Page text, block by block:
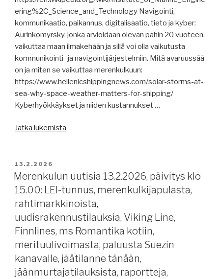
jäätilanne,
Kalmar,
Epstein-
kohu
iski
DP
Worldiin,
Meyer
Turku,
voimaan,
merenkulkijoiden
tuomioista,
painolastivesijärjestelmien
tehotarkastus,
aluspalo
Itämerellä,
Itämeren
infrasta,
ering%2C_Science_and_Technology Navigointi,
kommunikaatio, paikannus, digitalisaatio, tieto ja kyber:
Aurinkomyrsky, jonka arvioidaan olevan pahin 20 vuoteen,
vaikuttaa maan ilmakehään ja sillä voi olla vaikutusta
kommunikointi- ja navigointijärjestelmiin. Mitä avaruussää
on ja miten se vaikuttaa merenkulkuun:
https://www.hellenicshippingnews.com/solar-storms-at-
sea-why-space-weather-matters-for-shipping/
Kyberhyökkäykset ja niiden kustannukset …
Jatka lukemista
kyberhyökkäyksistä,
alusrahoituksesta,
Venäjän
öljykuljetuksista,
Viking
Line,
jäätilanne,
Koillisväylän
infrastruktuurista,
JULKAISTU
13.2.2026
Merenkulun uutisia 13.2.2026, päivitys klo
15.00: LEI-tunnus, merenkulkijapulasta,
rahtimarkkinoista,
uudisrakennustilauksia, Viking Line,
Finnlines, ms Romantika kotiin,
merituulivoimasta, paluusta Suezin
kanavalle, jäätilanne tänään,
jäänmurtajatilauksista, raportteja,